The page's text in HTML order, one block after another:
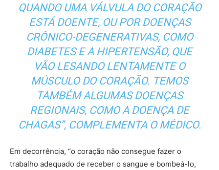
QUANDO UMA VÁLVULA DO CORAÇÃO
ESTÁ DOENTE, OU POR DOENÇAS
CRÔNICO-DEGENERATIVAS, COMO
DIABETES E A HIPERTENSÃO, QUE
VÃO LESANDO LENTAMENTE O
MÚSCULO DO CORAÇÃO. TEMOS
TAMBÉM ALGUMAS DOENÇAS
REGIONAIS, COMO A DOENÇA DE
CHAGAS”, COMPLEMENTA O MÉDICO.
Em decorrência, “o coração não consegue fazer o
trabalho adequado de receber o sangue e bombeá-lo,